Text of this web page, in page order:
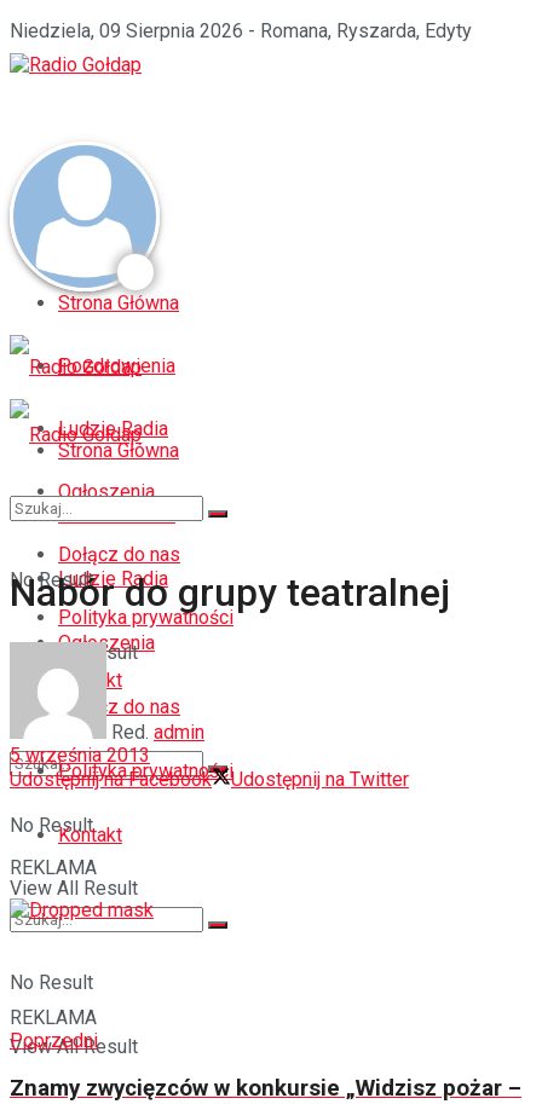
Niedziela, 09 Sierpnia 2026 - Romana, Ryszarda, Edyty
Strona Główna
Pozdrowienia
Ludzie Radia
Ogłoszenia
Dołącz do nas
Polityka prywatności
Kontakt
No Result
View All Result
Strona Główna
Pozdrowienia
Ludzie Radia
Ogłoszenia
Dołącz do nas
Polityka prywatności
Kontakt
No Result
View All Result
No Result
View All Result
Nabór do grupy teatralnej
Red. admin
5 września 2013
Udostępnij na Facebook
Udostępnij na Twitter
REKLAMA
REKLAMA
Poprzedni
Znamy zwycięzców w konkursie „Widzisz pożar –